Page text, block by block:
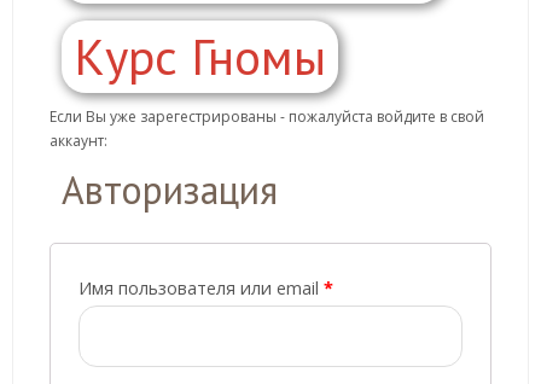
Курс Гномы
Если Вы уже зарегестрированы - пожалуйста войдите в свой
аккаунт:
Авторизация
Имя пользователя или email *